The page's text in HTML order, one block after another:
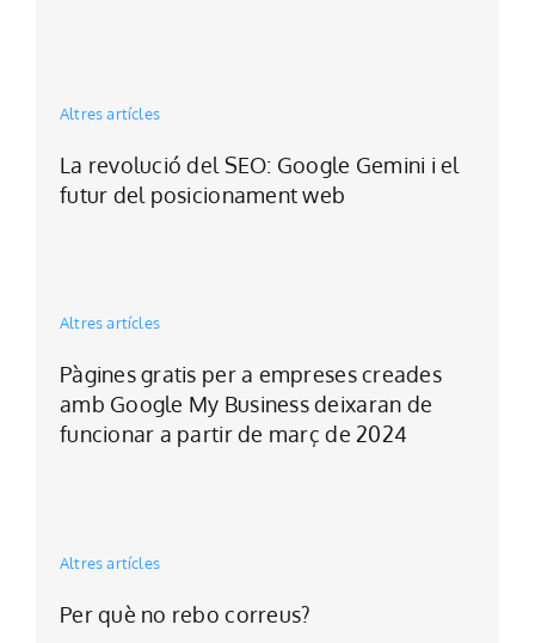
Altres artícles
La revolució del SEO: Google Gemini i el
futur del posicionament web
Altres artícles
Pàgines gratis per a empreses creades
amb Google My Business deixaran de
funcionar a partir de març de 2024
Altres artícles
Per què no rebo correus?